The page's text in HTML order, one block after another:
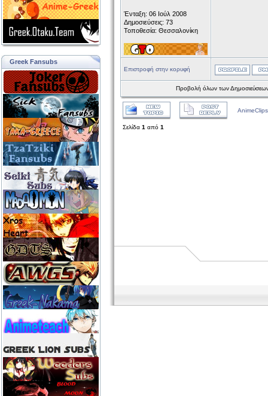
Greek Fansubs
Ένταξη: 06 Ιούλ 2008
Δημοσιεύσεις: 73
Τοποθεσία: Θεσσαλονίκη
Επιστροφή στην κορυφή
Προβολή όλων των
Σελίδα 1 από 1